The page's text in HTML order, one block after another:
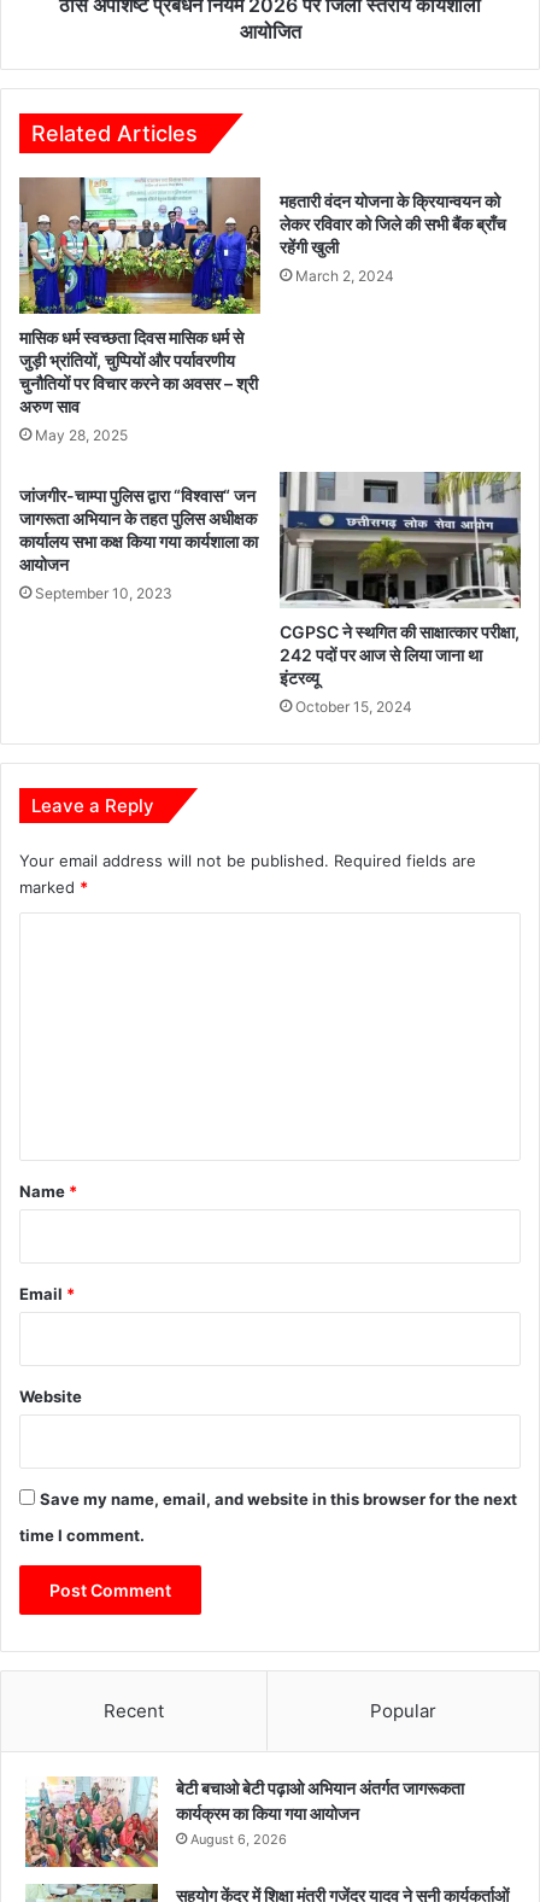
र
ला
त
त्का
ल
जा
ति
प्र
मा
ण
प
त्र
2
6
प
र
जि
ला
स्त
री
य
का
र्य
शा
आ
यो
जि
त
आयोजित
Related Articles
मासिक धर्म स्वच्छता दिवस मासिक धर्म से
जुड़ी भ्रांतियों, चुप्पियों और पर्यावरणीय
चुनौतियों पर विचार करने का अवसर – श्री
अरुण साव
May 28, 2025
महतारी वंदन योजना के क्रियान्वयन को
लेकर रविवार को जिले की सभी बैंक ब्राँच
रहेंगी खुली
March 2, 2024
जांजगीर-चाम्पा पुलिस द्वारा “विश्वास“ जन
जागरूता अभियान के तहत पुलिस अधीक्षक
कार्यालय सभा कक्ष किया गया कार्यशाला का
आयोजन
September 10, 2023
CGPSC ने स्थगित की साक्षात्कार परीक्षा,
242 पदों पर आज से लिया जाना था
इंटरव्यू
October 15, 2024
Leave a Reply
Your email address will not be published. Required fields are
marked *
*
Name *
Email *
Website
Save my name, email, and website in this browser for the next
time I comment.
Recent Popular
बेटी बचाओ बेटी पढ़ाओ अभियान अंतर्गत जागरूकता
कार्यक्रम का किया गया आयोजन
August 6, 2026
सहयोग केंद्र में शिक्षा मंत्री गजेंद्र यादव ने सुनी कार्यकर्ताओं